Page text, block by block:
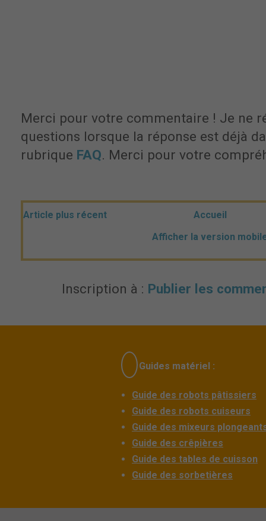
Merci pour votre commentaire ! Je ne
questions lorsque la réponse est déjà
rubrique FAQ. Merci pour votre
Article plus récent
Accueil
Afficher la version
Inscription à : Publier les
Guides matériel :
Guide des robots pâtissiers
Guide des robots cuiseurs
Guide des mixeurs
Guide des crêpières
Guide des tables de cuisson
Guide des sorbetières